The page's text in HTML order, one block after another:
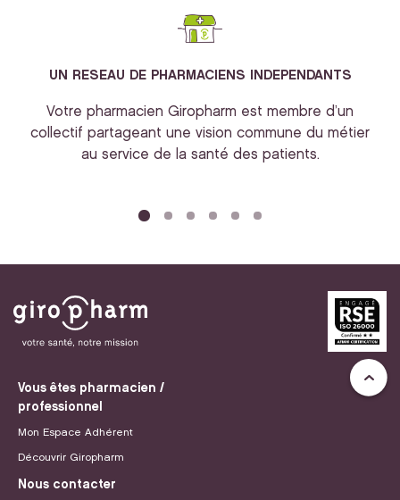
UN RESEAU DE PHARMACIENS INDEPENDANTS
Votre pharmacien Giropharm est membre d’un
collectif partageant une vision commune du métier
au service de la santé des patients.
Vous êtes pharmacien /
professionnel
Mon Espace Adhérent
Découvrir Giropharm
Nous contacter